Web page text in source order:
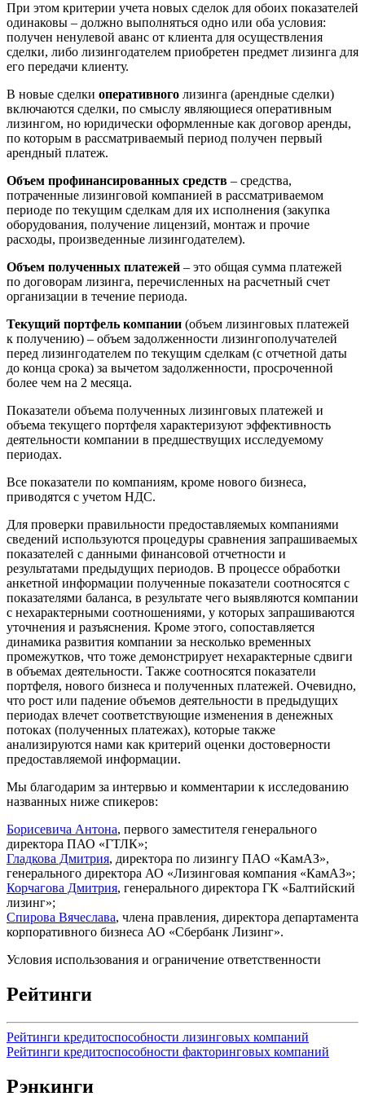
При этом критерии учета новых сделок для обоих показателей
одинаковы – должно выполняться одно или оба условия:
получен ненулевой аванс от клиента для осуществления
сделки, либо лизингодателем приобретен предмет лизинга для
его передачи клиенту.
В новые сделки оперативного лизинга (арендные сделки)
включаются сделки, по смыслу являющиеся оперативным
лизингом, но юридически оформленные как договор аренды,
по которым в рассматриваемый период получен первый
арендный платеж.
Объем профинансированных средств – средства,
потраченные лизинговой компанией в рассматриваемом
периоде по текущим сделкам для их исполнения (закупка
оборудования, получение лицензий, монтаж и прочие
расходы, произведенные лизингодателем).
Объем полученных платежей – это общая сумма платежей
по договорам лизинга, перечисленных на расчетный счет
организации в течение периода.
Текущий портфель компании (объем лизинговых платежей
к получению) – объем задолженности лизингополучателей
перед лизингодателем по текущим сделкам (с отчетной даты
до конца срока) за вычетом задолженности, просроченной
более чем на 2 месяца.
Показатели объема полученных лизинговых платежей и
объема текущего портфеля характеризуют эффективность
деятельности компании в предшествущих исследуемому
периодах.
Все показатели по компаниям, кроме нового бизнеса,
приводятся с учетом НДС.
Для проверки правильности предоставляемых компаниями
сведений используются процедуры сравнения запрашиваемых
показателей с данными финансовой отчетности и
результатами предыдущих периодов. В процессе обработки
анкетной информации полученные показатели соотносятся с
показателями баланса, в результате чего выявляются компании
с нехарактерными соотношениями, у которых запрашиваются
уточнения и разъяснения. Кроме этого, сопоставляется
динамика развития компании за несколько временных
промежутков, что тоже демонстрирует нехарактерные сдвиги
в объемах деятельности. Также соотносятся показатели
портфеля, нового бизнеса и полученных платежей. Очевидно,
что рост или падение объемов деятельности в предыдущих
периодах влечет соответствующие изменения в денежных
потоках (полученных платежах), которые также
анализируются нами как критерий оценки достоверности
предоставляемой информации.
Мы благодарим за интервью и комментарии к исследованию
названных ниже спикеров:
Борисевича Антона, первого заместителя генерального
директора ПАО «ГТЛК»;
Гладкова Дмитрия, директора по лизингу ПАО «КамАЗ»,
генерального директора АО «Лизинговая компания «КамАЗ»;
Корчагова Дмитрия, генерального директора ГК «Балтийский
лизинг»;
Спирова Вячеслава, члена правления, директора департамента
корпоративного бизнеса АО «Сбербанк Лизинг».
Условия использования и ограничение ответственности
Рейтинги
Рейтинги кредитоспособности лизинговых компаний
Рейтинги кредитоспособности факторинговых компаний
Рэнкинги